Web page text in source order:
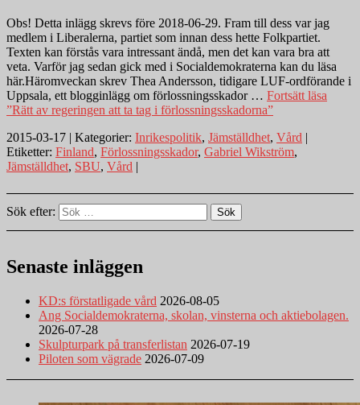
Obs! Detta inlägg skrevs före 2018-06-29. Fram till dess var jag
medlem i Liberalerna, partiet som innan dess hette Folkpartiet.
Texten kan förstås vara intressant ändå, men det kan vara bra att
veta. Varför jag sedan gick med i Socialdemokraterna kan du läsa
här.Häromveckan skrev Thea Andersson, tidigare LUF-ordförande i
Uppsala, ett blogginlägg om förlossningsskador … Fortsätt läsa
”Rätt av regeringen att ta tag i förlossningsskadorna”
2015-03-17 | Kategorier: Inrikespolitik, Jämställdhet, Vård |
Etiketter: Finland, Förlossningsskador, Gabriel Wikström,
Jämställdhet, SBU, Vård |
Sök efter: Sök
Senaste inläggen
KD:s förstatligade vård 2026-08-05
Ang Socialdemokraterna, skolan, vinsterna och aktiebolagen.
2026-07-28
Skulpturpark på transferlistan 2026-07-19
Piloten som vägrade 2026-07-09